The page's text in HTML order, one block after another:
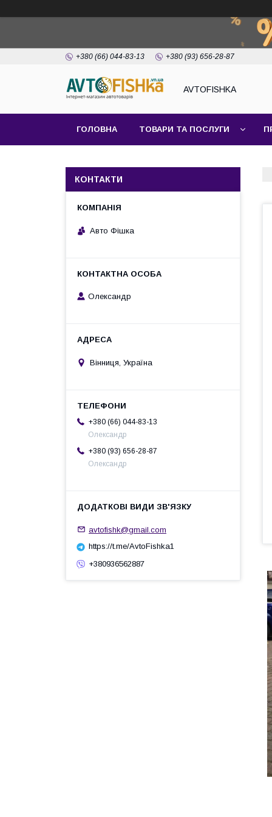
+380 (66) 044-83-13 +380 (93) 656-28-87
AVTOFISHKA
ГОЛОВНА ТОВАРИ ТА ПОСЛУГИ
КОНТАКТИ
Авто Фішка
Олександр
Вінниця, Україна
+380 (66) 044-83-13
Олександр
+380 (93) 656-28-87
Олександр
avtofishk@gmail.com
https://t.me/AvtoFishka1
+380936562887